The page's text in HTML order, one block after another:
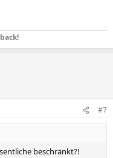
#7
beschränkt?!